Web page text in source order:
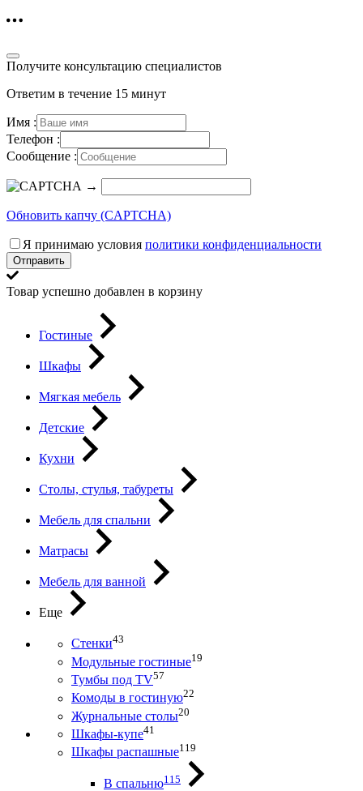
Получите консультацию специалистов
Ответим в течение 15 минут
Имя :
Телефон :
Сообщение :
→
Обновить капчу (CAPTCHA)
Я принимаю условия политики конфиденциальности
Отправить
Товар успешно добавлен в корзину
Гостиные
Шкафы
Мягкая мебель
Детские
Кухни
Столы, стулья, табуреты
Мебель для спальни
Матрасы
Мебель для ванной
Еще
Стенки43
Модульные гостиные19
Тумбы под ТV57
Комоды в гостиную22
Журнальные столы20
Шкафы-купе41
Шкафы распашные119
В спальню115